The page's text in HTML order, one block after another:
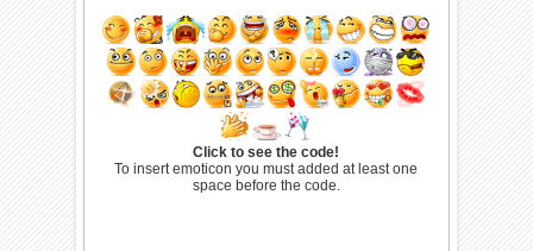
Click to see the code!
To insert emoticon you must added at least one
space before the code.